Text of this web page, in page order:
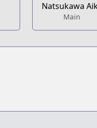
Natsukawa
Main